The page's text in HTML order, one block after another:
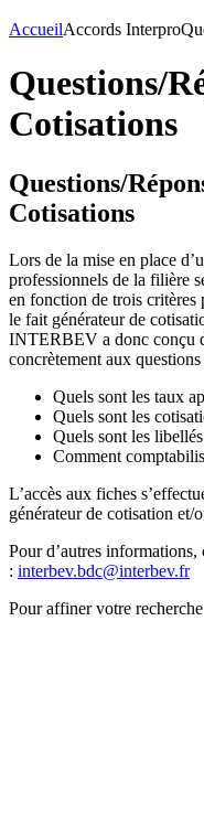
AccueilAccords Interpro
Questions/
Cotisations
Questions/
Cotisations
Lors de la mise en place
professionnels de la filière
en fonction de trois critères
le fait générateur de
INTERBEV a donc conçu
concrètement aux
Quels sont les taux
Quels sont les
Quels sont les
Comment
L’accès aux fiches
générateur de cotisation et/
Pour d’autres
: interbev.bdc@interbev.fr
Pour affiner votre recherche